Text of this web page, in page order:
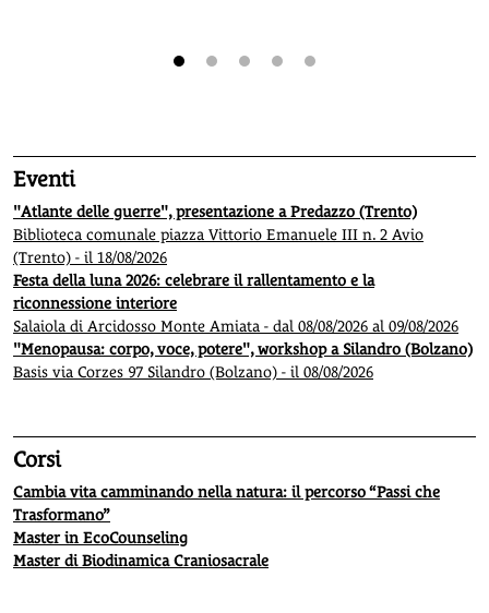
Eventi
"Atlante delle guerre", presentazione a Predazzo (Trento)
Biblioteca comunale piazza Vittorio Emanuele III n. 2 Avio
(Trento) - il 18/08/2026
Festa della luna 2026: celebrare il rallentamento e la
riconnessione interiore
Salaiola di Arcidosso Monte Amiata - dal 08/08/2026 al 09/08/2026
"Menopausa: corpo, voce, potere", workshop a Silandro (Bolzano)
Basis via Corzes 97 Silandro (Bolzano) - il 08/08/2026
Corsi
Cambia vita camminando nella natura: il percorso “Passi che
Trasformano”
Master in EcoCounseling
Master di Biodinamica Craniosacrale